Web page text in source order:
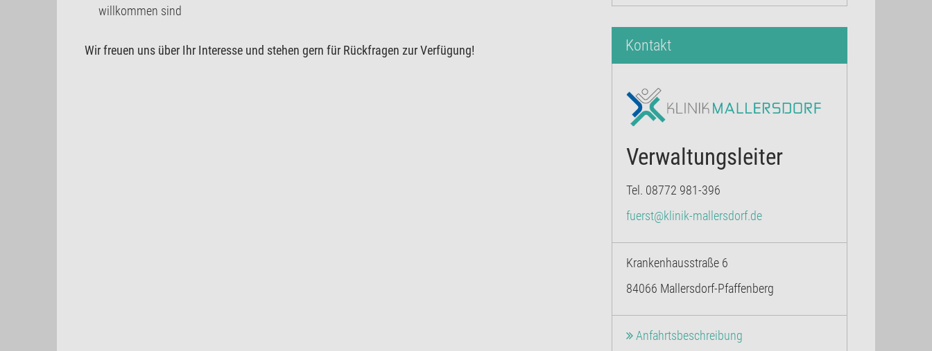
willkommen sind
Wir freuen uns über Ihr Interesse und stehen gern für Rückfragen zur Verfügung! Kontakt
Verwaltungsleiter
Tel. 08772 981-396
fuerst@klinik-mallersdorf.de
Krankenhausstraße 6
84066 Mallersdorf-Pfaffenberg
Anfahrtsbeschreibung